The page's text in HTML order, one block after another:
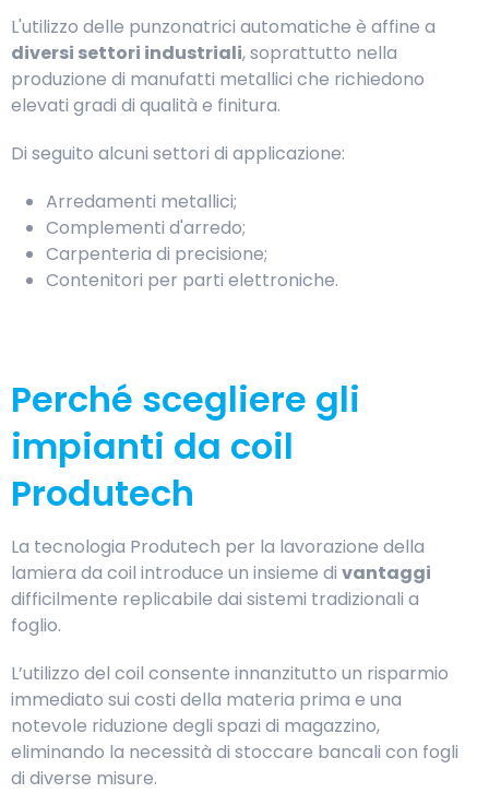
L'utilizzo delle punzonatrici automatiche è affine a
diversi settori industriali, soprattutto nella
produzione di manufatti metallici che richiedono
elevati gradi di qualità e finitura.
Di seguito alcuni settori di applicazione:
Arredamenti metallici;
Complementi d'arredo;
Carpenteria di precisione;
Contenitori per parti elettroniche.
Perché scegliere gli
impianti da coil
Produtech
La tecnologia Produtech per la lavorazione della
lamiera da coil introduce un insieme di vantaggi
difficilmente replicabile dai sistemi tradizionali a
foglio.
L’utilizzo del coil consente innanzitutto un risparmio
immediato sui costi della materia prima e una
notevole riduzione degli spazi di magazzino,
eliminando la necessità di stoccare bancali con fogli
di diverse misure.